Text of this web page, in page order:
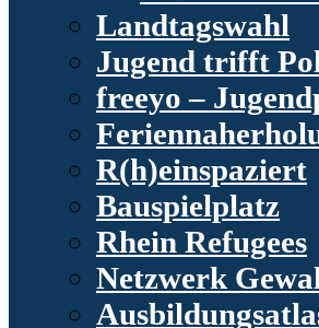
Landtagswahl
Jugend trifft
freeyo –
R(h)einspaziert
Bauspielplatz
Rhein Refugees
Netzwerk